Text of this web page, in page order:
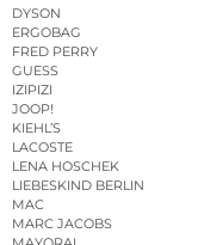
DYSON
ERGOBAG
FRED PERRY
GUESS
IZIPIZI
JOOP!
KIEHL’S
LACOSTE
LENA HOSCHEK
LIEBESKIND BERLIN
MAC
MARC JACOBS